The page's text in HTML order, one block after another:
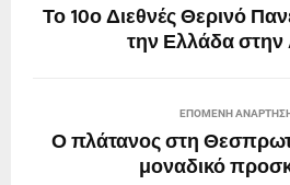
Το 10ο Διεθνές Θερινό
την Ελλάδα στην
ΕΠΌΜΕΝΗ
Ο πλάτανος στη
μοναδικό